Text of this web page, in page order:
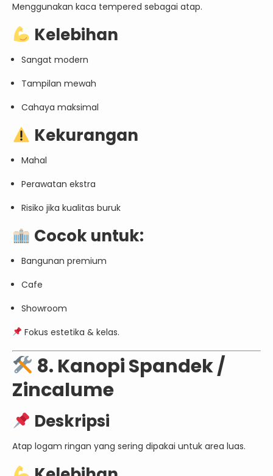
Menggunakan kaca tempered sebagai atap.
Kelebihan
Sangat modern
Tampilan mewah
Cahaya maksimal
Kekurangan
Mahal
Perawatan ekstra
Risiko jika kualitas buruk
Cocok untuk:
Bangunan premium
Cafe
Showroom
Fokus estetika & kelas.
8. Kanopi Spandek /
Zincalume
Deskripsi
Atap logam ringan yang sering dipakai untuk area luas.